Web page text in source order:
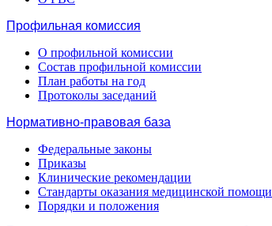
Профильная комиссия
О профильной комиссии
Состав профильной комиссии
План работы на год
Протоколы заседаний
Нормативно-правовая база
Федеральные законы
Приказы
Клинические рекомендации
Стандарты оказания медицинской помощи
Порядки и положения